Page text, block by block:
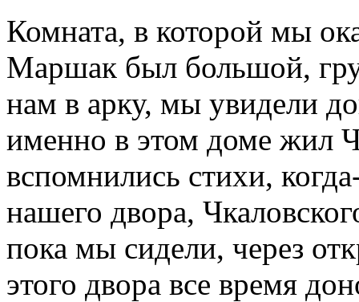
Комната, в которой мы
Маршак был большой,
нам в арку, мы увидели
именно в этом доме жил
вспомнились стихи,
нашего двора,
пока мы сидели, через
этого двора все время